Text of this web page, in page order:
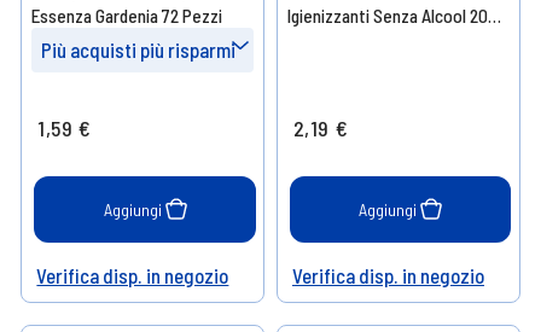
Essenza Gardenia 72 Pezzi
Più acquisti più risparmi
- 20%
1,59 €
Aggiungi
Help
Verifica disp. in negozio
Igienizzanti Senza Alcool 20
2,19 €
Aggiungi
Help
Verifica disp. in negozio